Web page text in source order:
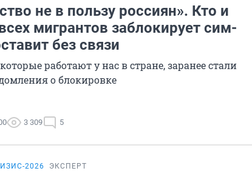
не в пользу россиян». Кто и
мигрантов заблокирует сим-
без связи
работают у нас в стране, заранее стали
о блокировке
3 309 5
2026 ЭКСПЕРТ